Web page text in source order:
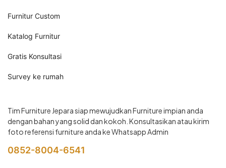
Furnitur Custom
Katalog Furnitur
Gratis Konsultasi
Survey ke rumah
Tim Furniture Jepara siap mewujudkan Furniture impian anda
dengan bahan yang solid dan kokoh. Konsultasikan atau kirim
foto referensi furniture anda ke Whatsapp Admin
0852-8004-6541